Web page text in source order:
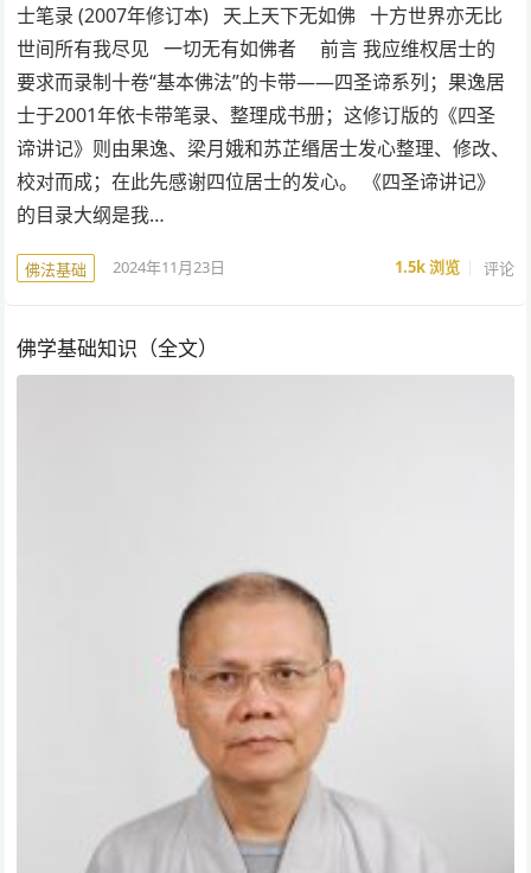
士笔录 (2007年修订本) 天上天下无如佛 十方世界亦无比
世间所有我尽见 一切无有如佛者 前言 我应维权居士的
要求而录制十卷“基本佛法”的卡带——四圣谛系列；果逸居
士于2001年依卡带笔录、整理成书册；这修订版的《四圣
谛讲记》则由果逸、梁月娥和苏芷缗居士发心整理、修改、
校对而成；在此先感谢四位居士的发心。 《四圣谛讲记》
的目录大纲是我…
佛法基础 2024年11月23日 1.5k浏览 评论
佛学基础知识（全文）